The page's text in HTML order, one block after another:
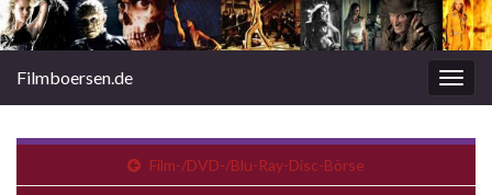
Filmboersen.de
Film-/DVD-/Blu-Ray-Disc-Börse